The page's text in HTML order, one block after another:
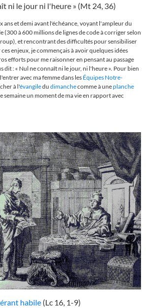
ni le jour ni l'heure » (Mt 24, 36)
ans et demi avant l'échéance, voyant l'ampleur du
(300 à 600 millions de lignes de code à corriger selon
et rencontrant des difficultés pour sensibiliser
enjeux, je commençais à avoir quelques idées
efforts pour me raisonner en pensant au passage
dit : « Nul ne connaît ni le jour, ni l'heure » . Pour bien
avec ma femme dans les Équipes Notre-
à l'évangiledu dimanchecomme à uneplanche
semaine un moment de ma vie en rapport avec
habile (Lc 16, 1-9)